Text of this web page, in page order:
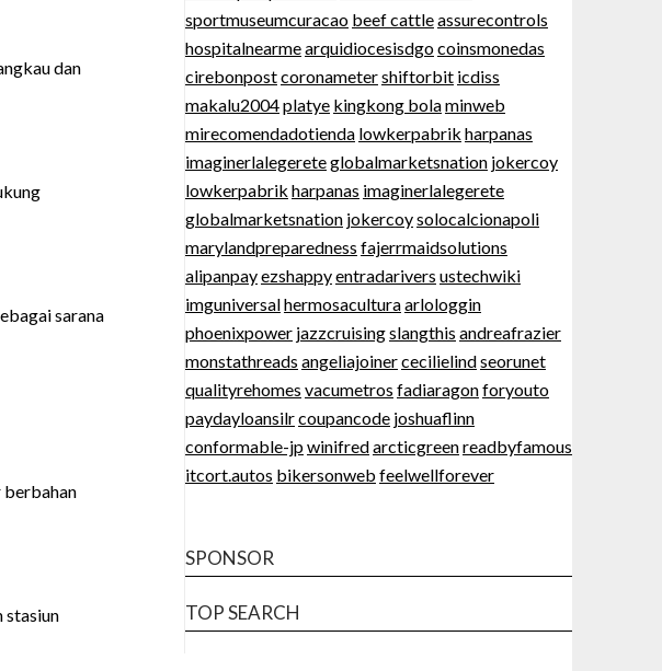
dan
sarana
berbahan
stasiun
sportmuseumcuracao beef cattleassurecontrols
hospitalnearmearquidiocesisdgocoinsmonedas
cirebonpostcoronametershiftorbit icdiss
makalu2004platye kingkong bolaminweb
mirecomendadotienda lowkerpabrik harpanas
imaginerlalegereteglobalmarketsnation jokercoy
lowkerpabrik harpanas imaginerlalegerete
globalmarketsnation jokercoysolocalcionapoli
marylandpreparedness fajerrmaidsolutions
alipanpayezshappyentradarivers ustechwiki
imguniversalhermosaculturaarlologgin
phoenixpower jazzcruisingslangthis andreafrazier
monstathreads angeliajoinercecilielindseorunet
qualityrehomes vacumetros fadiaragonforyouto
paydayloansilrcoupancode joshuaflinn
conformable-jpwinifredarcticgreenreadbyfamous
itcort.autos bikersonweb feelwellforever
SPONSOR
TOP SEARCH